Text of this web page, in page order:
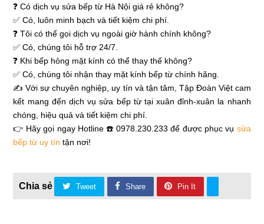
❓ Có dịch vụ sửa bếp từ Hà Nội giá rẻ không?
✅ Có, luôn minh bạch và tiết kiệm chi phí.
❓ Tôi có thể gọi dịch vụ ngoài giờ hành chính không?
✅ Có, chúng tôi hỗ trợ 24/7.
❓ Khi bếp hỏng mặt kính có thể thay thế không?
✅ Có, chúng tôi nhận thay mặt kính bếp từ chính hãng.
✍ Với sự chuyên nghiệp, uy tín và tận tâm, Tập Đoàn Việt cam
kết mang đến dịch vụ sửa bếp từ tại xuân đỉnh-xuân la nhanh
chóng, hiệu quả và tiết kiệm chi phí.
👉 Hãy gọi ngay Hotline ☎️ 0978.230.233 để được phục vụ sửa
bếp từ uy tín tận nơi!
Tweet Share Pin It